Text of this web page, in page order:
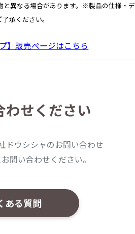
と異なる場合があります。※製品の仕様・デ
承ください。
】販売ページはこちら
わせください
ドウシシャのお問い合わせ
問い合わせください。
ある質問